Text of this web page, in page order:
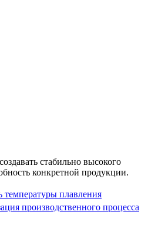
стабильно высокого
конкретной продукции.
температуры плавления
производственного процесса